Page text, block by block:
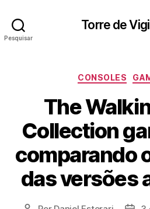
Pesquisar
Torre de
CONSOLES
The
Collection
comparando
das versões